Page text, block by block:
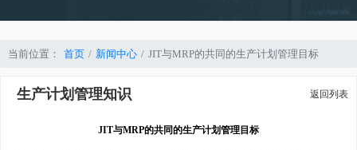
当前位置： 首页 新闻中心 JIT与MRP的共同的生产计划管理目标
生产计划管理知识 返回列表
JIT与MRP的共同的生产计划管理目标